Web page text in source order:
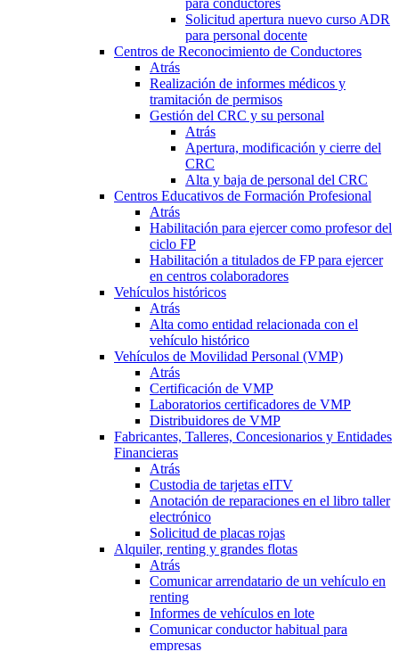
para conductores
Solicitud apertura nuevo curso ADR
para personal docente
Centros de Reconocimiento de Conductores
Atrás
Realización de informes médicos y
tramitación de permisos
Gestión del CRC y su personal
Atrás
Apertura, modificación y cierre del
CRC
Alta y baja de personal del CRC
Centros Educativos de Formación Profesional
Atrás
Habilitación para ejercer como profesor del
ciclo FP
Habilitación a titulados de FP para ejercer
en centros colaboradores
Vehículos históricos
Atrás
Alta como entidad relacionada con el
vehículo histórico
Vehículos de Movilidad Personal (VMP)
Atrás
Certificación de VMP
Laboratorios certificadores de VMP
Distribuidores de VMP
Fabricantes, Talleres, Concesionarios y Entidades
Financieras
Atrás
Custodia de tarjetas eITV
Anotación de reparaciones en el libro taller
electrónico
Solicitud de placas rojas
Alquiler, renting y grandes flotas
Atrás
Comunicar arrendatario de un vehículo en
renting
Informes de vehículos en lote
Comunicar conductor habitual para
empresas